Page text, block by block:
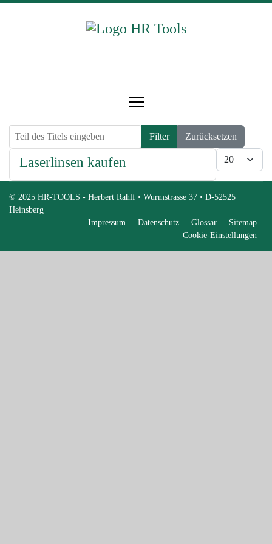
Teil des Titels eingeben Filter
Zurücksetzen
Anzeige #
Laserlinsen kaufen
© 2025 HR-TOOLS - Herbert Rahlf • Wurmstrasse 37 • D-52525
Heinsberg
Impressum
Datenschutz Glossar
Sitemap
Cookie-Einstellungen